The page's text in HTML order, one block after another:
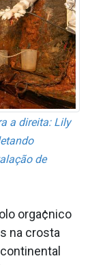
a direita: Lily
de
orga¢nico
na crosta